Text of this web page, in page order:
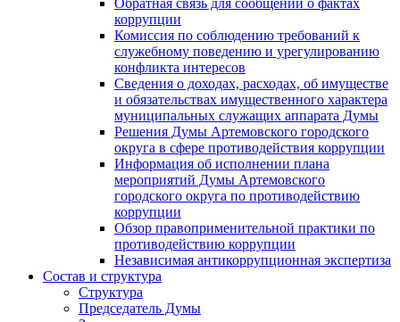
коррупции
Комиссия по соблюдению требований к
служебному поведению и урегулированию
конфликта интересов
Сведения о доходах, расходах, об имуществе
и обязательствах имущественного характера
муниципальных служащих аппарата Думы
Решения Думы Артемовского городского
округа в сфере противодействия коррупции
Информация об исполнении плана
мероприятий Думы Артемовского
городского округа по противодействию
коррупции
Обзор правоприменительной практики по
противодействию коррупции
Независимая антикоррупционная экспертиза
Состав и структура
Структура
Председатель Думы